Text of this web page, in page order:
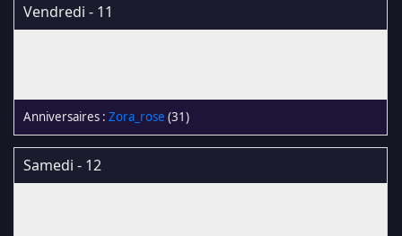
Vendredi - 11
Zora_rose (31)
Samedi - 12